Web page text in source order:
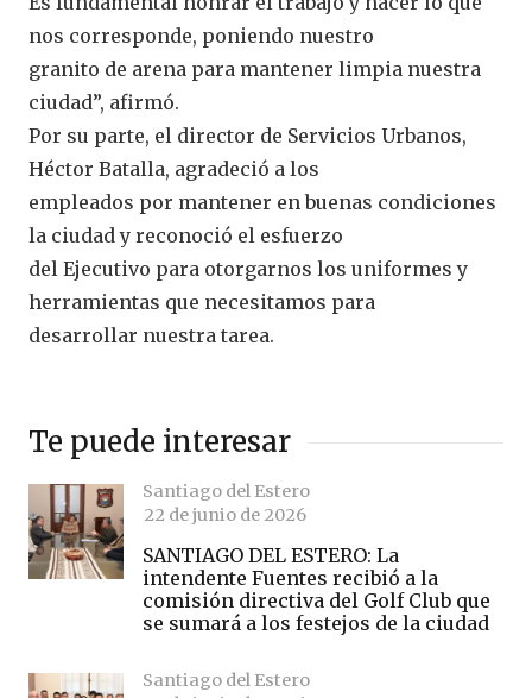
nos corresponde, poniendo nuestro
granito de arena para mantener limpia nuestra
ciudad”, afirmó.
Por su parte, el director de Servicios Urbanos,
Héctor Batalla, agradeció a los
empleados por mantener en buenas condiciones
la ciudad y reconoció el esfuerzo
del Ejecutivo para otorgarnos los uniformes y
herramientas que necesitamos para
desarrollar nuestra tarea.
Te puede interesar
Santiago del Estero
22 de junio de 2026
SANTIAGO DEL ESTERO: La
intendente Fuentes recibió a la
comisión directiva del Golf Club que
se sumará a los festejos de la ciudad
Santiago del Estero